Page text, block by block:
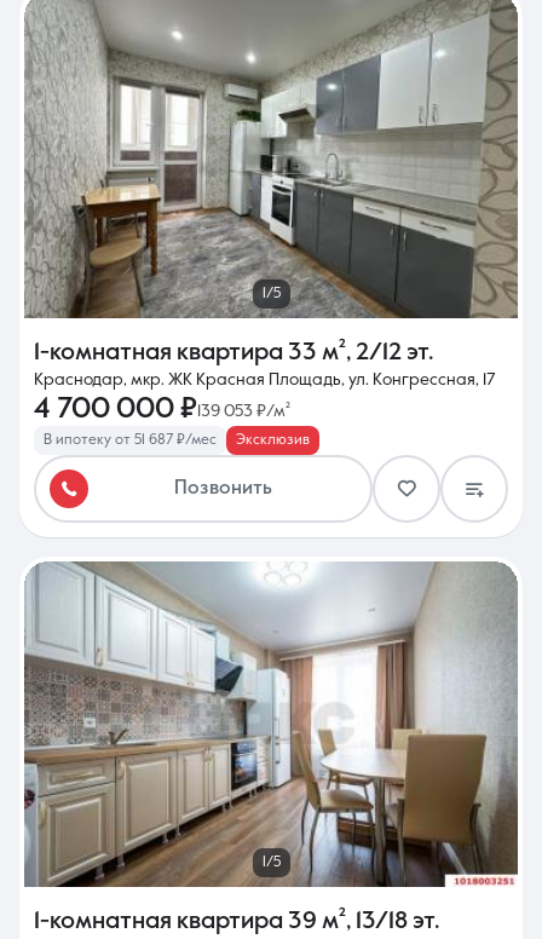
1/5
1-комнатная квартира 33 м², 2/12 эт.
Краснодар, мкр. ЖК Красная Площадь, ул. Конгрессная, 17
4 700 000 ₽139 053 ₽/м²
В ипотеку от 51 687 ₽/мес Эксклюзив
Позвонить
1/5
1-комнатная квартира 39 м², 13/18 эт.